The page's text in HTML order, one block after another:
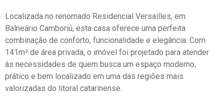
Localizada no renomado Residencial Versailles, em
Balneário Camboriú, esta casa oferece uma perfeita
combinação de conforto, funcionalidade e elegância. Com
141m² de área privada, o imóvel foi projetado para atender
às necessidades de quem busca um espaço moderno,
prático e bem localizado em uma das regiões mais
valorizadas do litoral catarinense.